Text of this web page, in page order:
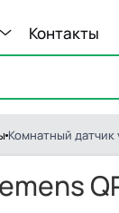
Контакты
Комнатный датчик